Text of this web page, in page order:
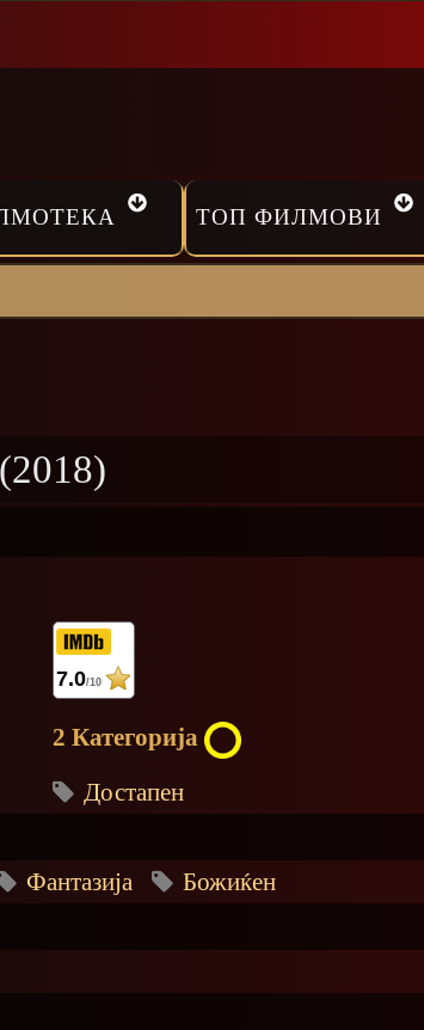
ТОП ФИЛМОВИ
7.0/10
2 Категорија
Достапен
Фантазија
Божиќен